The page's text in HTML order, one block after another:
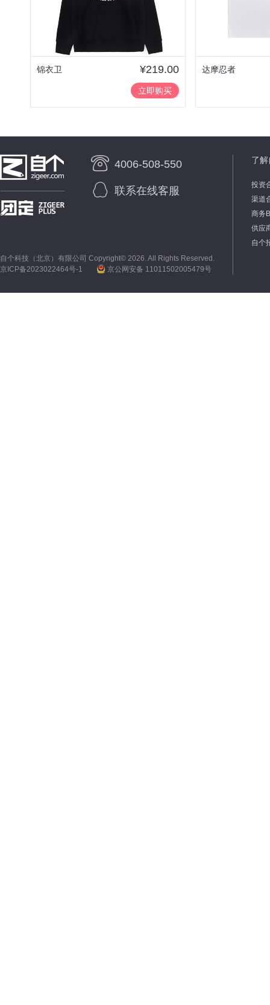
锦衣卫 ¥219.00
立即购买
达摩忍者
4006-508-550
联系在线客服
自个科技（北京）有限公司 Copyright© 2026. All Rights Reserved.
京ICP备2023022464号-1
京公网安备 11011502005479号
了
投资
渠道
商务
供应
自个